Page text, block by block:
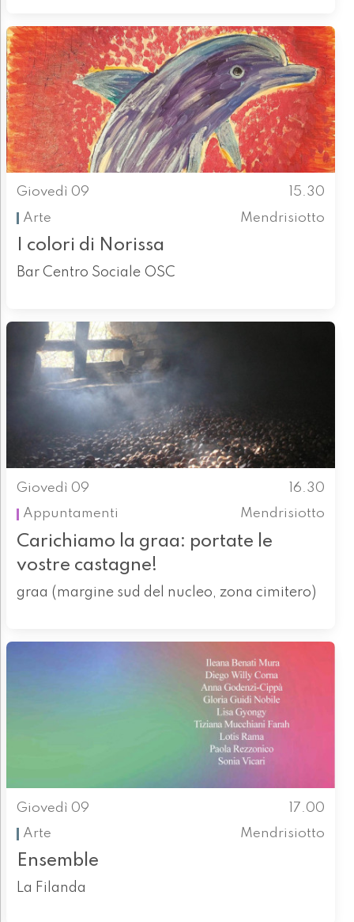
Giovedì 09
15.30
Arte
Mendrisiotto
I colori di Norissa
Bar Centro Sociale OSC
Giovedì 09
16.30
Appuntamenti
Mendrisiotto
Carichiamo la graa: portate le
vostre castagne!
graa (margine sud del nucleo, zona cimitero)
Giovedì 09
17.00
Arte
Mendrisiotto
Ensemble
La Filanda